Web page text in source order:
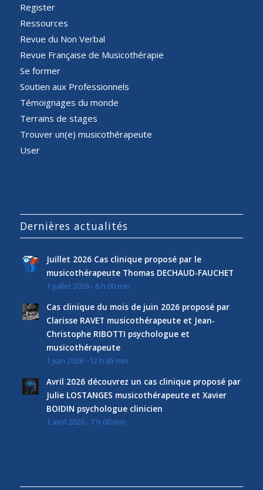
Register
Ressources
Revue du Non Verbal
Revue Française de Musicothérapie
Se former
Soutien aux Professionnels
Témoignages du monde
Terrains de stages
Trouver un(e) musicothérapeute
User
Dernières actualités
Juillet 2026 Cas clinique proposé par le
musicothérapeute Thomas DECHAUD-FAUCHET
1 juillet 2026 - 6 h 00 min
Cas clinique du mois de juin 2026 proposé par
Clarisse RAVET musicothérapeute et Jean-
Christophe RIBOTTI psychologue et
musicothérapeute
1 juin 2026 - 12 h 45 min
Avril 2026 découvrez un cas clinique proposé par
Julie LOSTANGES musicothérapeute et Xavier
BOIDIN psychologue clinicien
1 avril 2026 - 7 h 00 min